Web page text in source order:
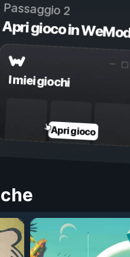
Passaggio 2
Apri gioco in
I miei giochi
Apri gioco